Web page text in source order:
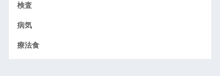
検査
病気
療法食